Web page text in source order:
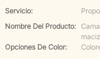
Servicio:
Nombre Del Producto:
Opciones De Color: